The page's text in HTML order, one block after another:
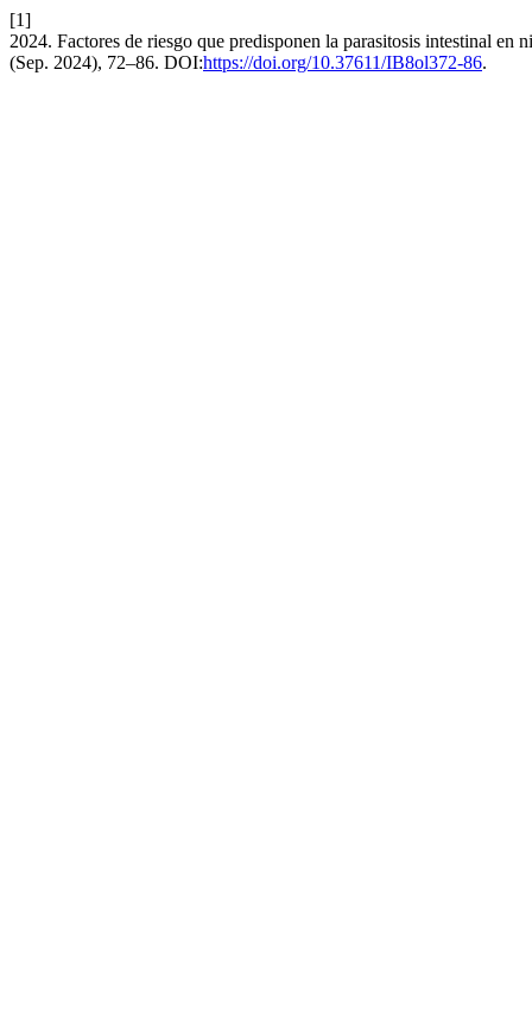
[1]
2024. Factores de riesgo que predisponen la parasitosis intestinal
(Sep. 2024), 72–86. DOI:https://doi.org/10.37611/IB8ol372-86.